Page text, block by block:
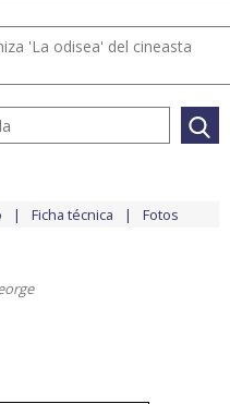
'La odisea' del cineasta
Ficha técnica Fotos